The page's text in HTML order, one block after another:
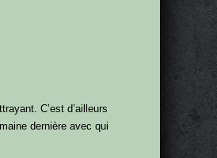
C’est d’ailleurs
dernière avec qui